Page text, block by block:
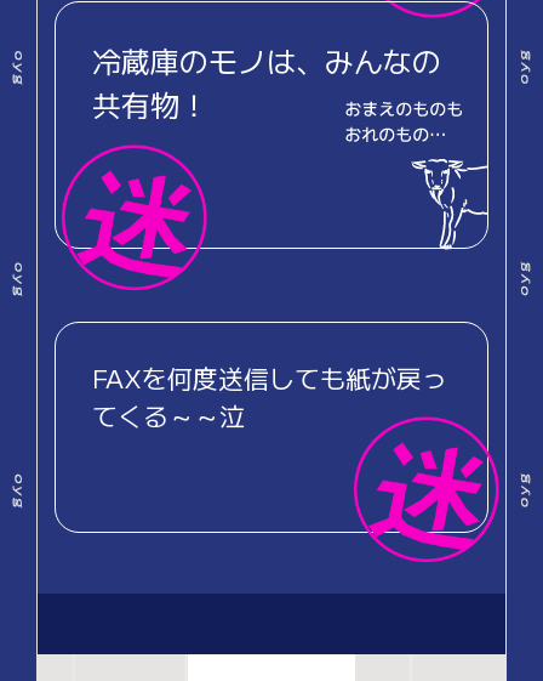
冷蔵庫のモノは、みんなの
共有物！
FAXを何度送信しても紙が戻っ
てくる～～泣